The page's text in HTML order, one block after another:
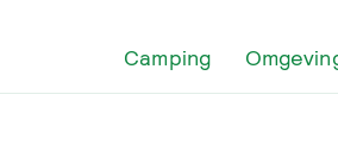
Camping